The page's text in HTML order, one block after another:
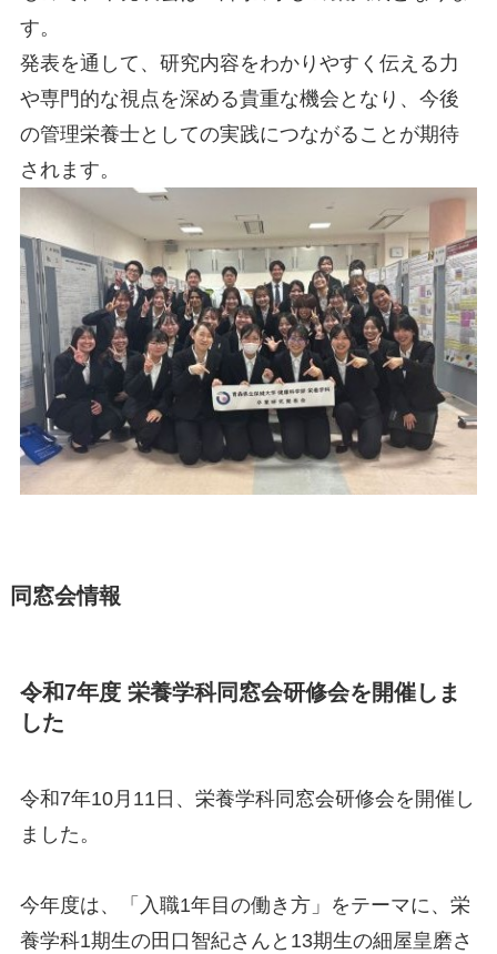
す。
発表を通して、研究内容をわかりやすく伝える力
や専門的な視点を深める貴重な機会となり、今後
の管理栄養士としての実践につながることが期待
されます。
同窓会情報
令和7年度 栄養学科同窓会研修会を開催しま
した
令和7年10月11日、栄養学科同窓会研修会を開催し
ました。
今年度は、「入職1年目の働き方」をテーマに、栄
養学科1期生の田口智紀さんと13期生の細屋皇磨さ